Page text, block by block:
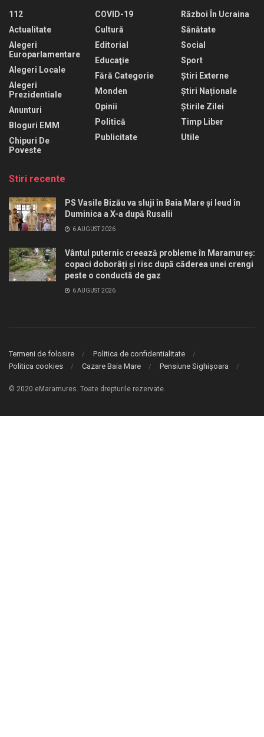
112
Actualitate
Alegeri
Europarlamentare
Alegeri Locale
Alegeri
Prezidentiale
Anunturi
Bloguri EMM
Chipuri De
Poveste
COVID-19
Cultură
Editorial
Educaţie
Fără Categorie
Monden
Opinii
Politică
Publicitate
Război În Ucraina
Sănătate
Social
Sport
Știri Externe
Știri Naționale
Știrile Zilei
Timp Liber
Utile
Stiri recente
PS Vasile Bizău va sluji în Baia Mare și Ieud în
Duminica a X-a după Rusalii
6 AUGUST 2026
Vântul puternic creează probleme în Maramureș:
copaci doborâți și risc după căderea unei crengi
peste o conductă de gaz
6 AUGUST 2026
Termeni de folosire
Politica de confidentialitate
Politica cookies
Cazare Baia Mare Pensiune Sighișoara
© 2020 eMaramures. Toate drepturile rezervate.